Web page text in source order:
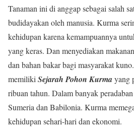
Tanaman ini di anggap sebagai salah
budidayakan oleh manusia. Kurma
kehidupan karena kemampuannya
yang keras. Dan menyediakan
dan bahan bakar bagi masyarakat
memiliki Sejarah Pohon Kurmayang
ribuan tahun. Dalam banyak
Sumeria dan Babilonia. Kurma
kehidupan sehari-hari dan ekonomi.